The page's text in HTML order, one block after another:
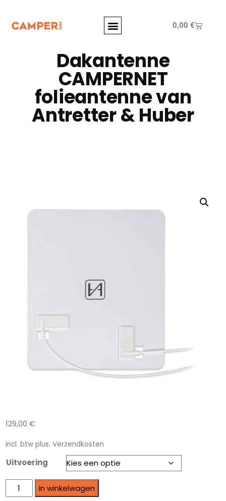
0,00 €
Dakantenne
CAMPERNET
folieantenne van
Antretter & Huber
129,00 €
incl. btw plus. Verzendkosten
Uitvoering
In winkelwagen